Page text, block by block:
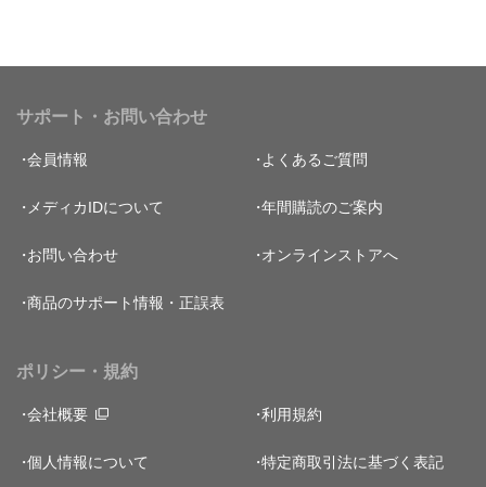
サポート・お問い合わせ
会員情報 よくあるご質問
メディカIDについて 年間購読のご案内
お問い合わせ オンラインストアへ
商品のサポート情報・正誤表
ポリシー・規約
会社概要 利用規約
個人情報について 特定商取引法に基づく表記